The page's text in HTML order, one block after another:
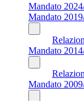
Mandato
Mandato
Mandato
Mandato